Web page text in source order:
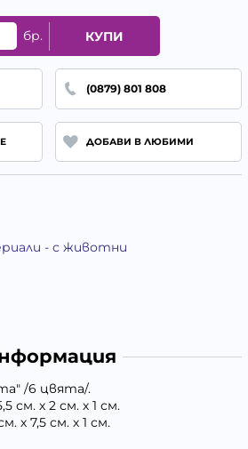
бр. КУПИ
(0879) 801 808
ДОБАВИ В ЛЮБИМИ
- с животни
/6 цвята/.
см. х 2 см. х 1 см.
х 7,5 см. х 1 см.